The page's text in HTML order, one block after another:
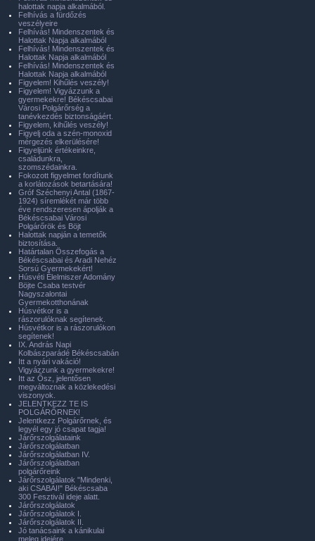
halottak napja alkalmából.
Felhívás a fürdőzés
veszélyeire
Felhívás! Mindenszentek és
Halottak Napja alkalmából
Felhívás! Mindenszentek és
Halottak Napja alkalmából
Felhívás! Mindenszentek és
Halottak Napja alkalmából
Figyelem! Kihűlés veszély!
Figyelem! Vigyázzunk a
gyermekekre! Békéscsabai
Városi Polgárőrség a
tanévkezdés biztonságáért.
Figyelem, kihűlés veszély!
Figyelj oda a szén-monoxid
mérgezés elkerülésére!
Figyeljünk értékeinkre,
családunkra,
szomszédainkra.
Fokozott figyelmet fordítunk
a korlátozások betartására!
Gróf Széchenyi Antal (1867-
1924) síremlékét már több
éve rendszeresen ápolják a
Békéscsabai Városi
Polgárőrök és Böjt
Halottak napján a temetők
biztosítása.
Határtalan Összefogás a
Békéscsabai és Aradi Nehéz
Sorsú Gyermekekért!
Húsvéti Élelmiszer Adomány
Böjte Csaba testvér
Nagyszalontai
Gyermekotthonának
Húsvétkor is a
rászorulóknak segítenek.
Húsvétkor is a rászorulókon
segítenek!
IX. András Napi
Kolbászparádé Békéscsabán
Itt a nyári vakáció!
Vigyázzunk a gyermekekre!
Itt az Ősz, jelentősen
megváltoznak a közlekedési
viszonyok.
JELENTKEZZ TE IS
POLGÁRŐRNEK!
Jelentkezz Polgárőrnek, és
legyél egy jó csapat tagja!
Járőrszolgálataink
Járőrszolgálatban
Járőrszolgálatban IV.
Járőrszolgálatban
polgárőreink
Járőrszolgálatok "Mindenki,
aki CSABAI!" Békéscsaba
300 Fesztivál ideje alatt.
Járőrszolgálatok
Járőrszolgálatok I.
Járőrszolgálatok II.
Jó tanácsaink a kánikulai
meleg idejére